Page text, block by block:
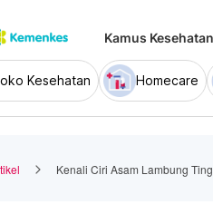
Kamus
Kesehatan Homecare
Kenali Ciri Asam Lambung